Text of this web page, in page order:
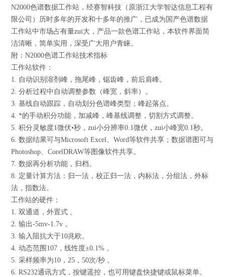
N2000色谱数据工作站，经赛智科技（原浙江大学智达信息工程有
限公司）历时多年的开发和十多年的推广，已成为国产色谱数据
工作站中市场占有量zui大，产品一款色谱工作站，本软件界面简
洁清晰，简单实用，深受广大用户青睐。
附：N2000色谱工作站技术指标
工作站软件：
1. 自动识别溶剂峰，拖尾峰，锯齿峰，前后肩峰。
2. 分析过程中自动调整参数（峰宽，斜率）。
3. 基线自动跟踪，自动划分色谱峰类型；峰起落点。
4. *的手动积分功能，加减峰，峰基线调整，切割方式调整。
5. 积分灵敏度1微伏•秒，zui小分辨率0.1微伏，zui小峰宽0.1秒。
6. 数据结果可与Microsoft Excel、Word等软件共享；数据谱图可与
Photoshop、CorelDRAW等图像软件共享。
7. 数据再分析功能，归档。
8. 定量计算方法：归一法，校正归一法，内标法，分组法，外标
法，指数法。
工作站的硬件：
1. 双通道，外置式 。
2. 输出-5mv-1.7v 。
3. 输入阻抗大于10兆欧。
4. 动态范围107，线性度±0.1% 。
5. 采样频率为10，25，50次/秒 。
6. RS232通讯方式，按键遥控，也可用键盘快捷键或鼠标菜单。